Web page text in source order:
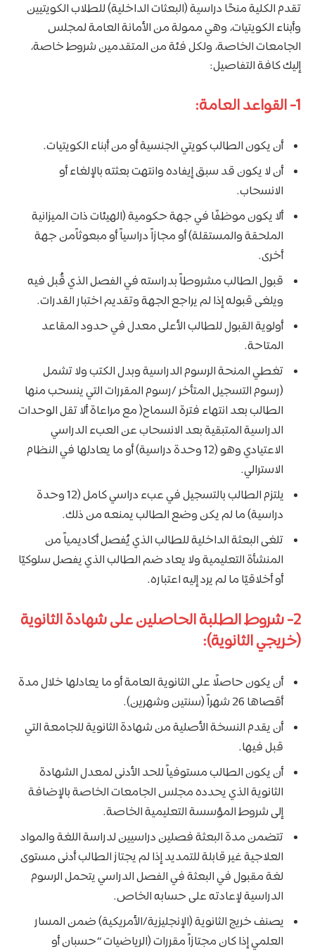
تقدم الكلية منحًا دراسية (البعثات الداخلية) للطلاب الكويتيين
وأبناء الكويتيات، وهي ممولة من الأمانة العامة لمجلس
الجامعات الخاصة، ولكل فئة من المتقدمين شروط خاصة،
إليك كافة التفاصيل:
1- القواعد العامة:
أن يكون الطالب كويتي الجنسية أو من أبناء الكويتيات.
أن لا يكون قد سبق إيفاده وانتهت بعثته بالإلغاء أو
الانسحاب.
ألا يكون موظفًا في جهة حكومية (الهيئات ذات الميزانية
الملحقة والمستقلة) أو مجازاً دراسياً أو مبعوثاًمن جهة
أخرى.
قبول الطالب مشروطاً بدراسته في الفصل الذي قُبل فيه
ويلغى قبوله إذا لم يراجع الجهة وتقديم اختبار القدرات.
أولوية القبول للطالب الأعلى معدل في حدود المقاعد
المتاحة.
تغطي المنحة الرسوم الدراسية وبدل الكتب ولا تشمل
(رسوم التسجيل المتأخر /رسوم المقررات التي ينسحب منها
الطالب بعد انتهاء فترة السماح( مع مراعاة ألا تقل الوحدات
الدراسية المتبقية بعد الانسحاب عن العبء الدراسي
الاعتيادي وهو (12 وحدة دراسية) أو ما يعادلها في النظام
الاسترالي.
يلتزم الطالب بالتسجيل في عبء دراسي كامل (12 وحدة
دراسية) ما لم يكن وضع الطالب يمنعه من ذلك.
تلغى البعثة الداخلية للطالب الذي يُفصل أكاديمياً من
المنشأة التعليمية ولا يعاد ضم الطالب الذي يفصل سلوكيًا
أو أخلاقيًا ما لم يرد إليه اعتباره.
2- شروط الطلبة الحاصلين على شهادة الثانوية
(خريجي الثانوية):
أن يكون حاصلًا على الثانوية العامة أو ما يعادلها خلال مدة
أقصاها 26 شهراً (سنتين وشهرين).
أن يقدم النسخة الأصلية من شهادة الثانوية للجامعة التي
قبل فيها.
أن يكون الطالب مستوفياً للحد الأدنى لمعدل الشهادة
الثانوية الذي يحدده مجلس الجامعات الخاصة بالإضافة
إلى شروط المؤسسة التعليمية الخاصة.
تتضمن مدة البعثة فصلين دراسيين لدراسة اللغة والمواد
العلاجية غير قابلة للتمديد إذا لم يجتاز الطالب أدنى مستوى
لغة مقبول في البعثة في الفصل الدراسي يتحمل الرسوم
الدراسية لإعادته على حسابه الخاص.
يصنف خريج الثانوية (الإنجليزية/الأمريكية) ضمن المسار
العلمي إذا كان مجتازاً مقررات (الرياضيات “حسبان أو